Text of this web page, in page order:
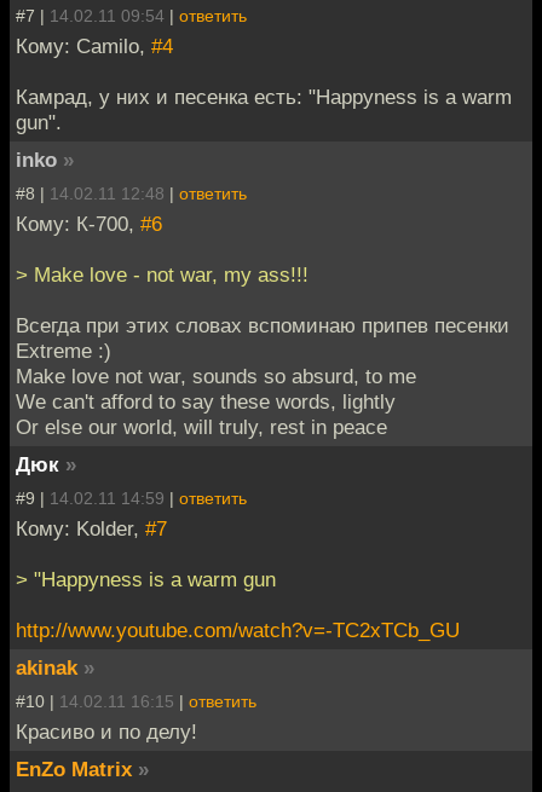
#7 | 14.02.11 09:54 | ответить
Кому: Camilo, #4
Камрад, у них и песенка есть: "Happyness is a warm
gun".
inko »
#8 | 14.02.11 12:48 | ответить
Кому: К-700, #6
> Make love - not war, my ass!!!
Всегда при этих словах вспоминаю припев песенки
Extreme :)
Make love not war, sounds so absurd, to me
We can't afford to say these words, lightly
Or else our world, will truly, rest in peace
Дюк »
#9 | 14.02.11 14:59 | ответить
Кому: Kolder, #7
> "Happyness is a warm gun
http://www.youtube.com/watch?v=-TC2xTCb_GU
akinak »
#10 | 14.02.11 16:15 | ответить
Красиво и по делу!
EnZo Matrix »